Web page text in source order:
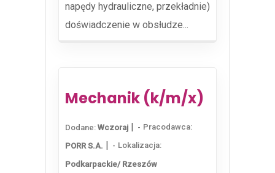
napędy hydrauliczne, przekładnie)
doświadczenie w obsłudze...
Mechanik (k/m/x)
Dodane: Wczoraj | Pracodawca:
PORR S.A. | Lokalizacja:
Podkarpackie/ Rzeszów